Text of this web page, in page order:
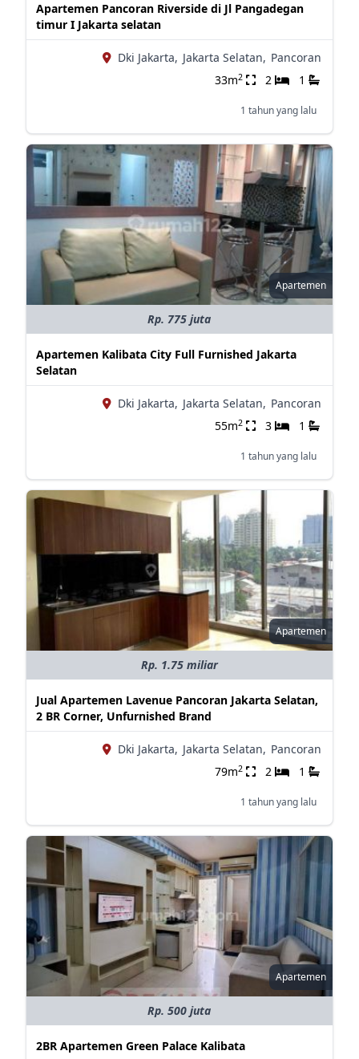
Apartemen Pancoran Riverside di Jl Pangadegan
timur I Jakarta selatan
Dki Jakarta, Jakarta Selatan, Pancoran
33m2 2 1
1 tahun yang lalu
Apartemen
Rp. 775 juta
Apartemen Kalibata City Full Furnished Jakarta
Selatan
Dki Jakarta, Jakarta Selatan, Pancoran
55m2 3 1
1 tahun yang lalu
Apartemen
Rp. 1.75 miliar
Jual Apartemen Lavenue Pancoran Jakarta Selatan,
2 BR Corner, Unfurnished Brand
Dki Jakarta, Jakarta Selatan, Pancoran
79m2 2 1
1 tahun yang lalu
Apartemen
Rp. 500 juta
2BR Apartemen Green Palace Kalibata